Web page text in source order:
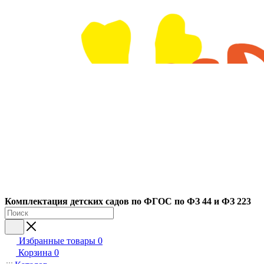
Комплектация детских садов по ФГОC по ФЗ 44 и ФЗ 223
Избранные товары 0
Корзина 0